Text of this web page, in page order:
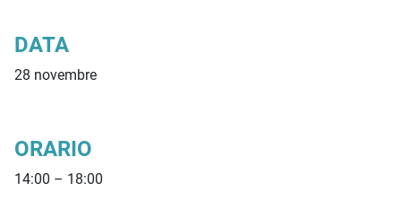
DATA
28 novembre
ORARIO
14:00 – 18:00